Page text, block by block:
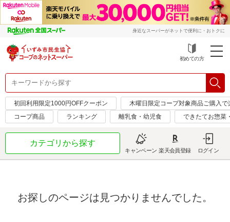
身近なスーパーがネットで便利に・おトクに
初めての方
初回利用限定1000円OFFクーポン
木曜日限定コープ対象商品ご購入
コープ商品
ランキング 離乳食・幼児食 できたてお惣菜
カテゴリから探す
キャンペーン 楽天会員登録 ログイン
お探しのページは見つかりませんでした。